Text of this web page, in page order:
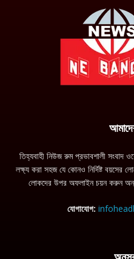
তিহ্যবাহী নিউজ রুম প্রভাবশালী সংবাদ
লক্ষ্য করা সহজ যে কোনও নির্দিষ্ট বয়সের
লোকদের উপর অফলাইন চয়ন করুন অন্য
যোগাযোগ: